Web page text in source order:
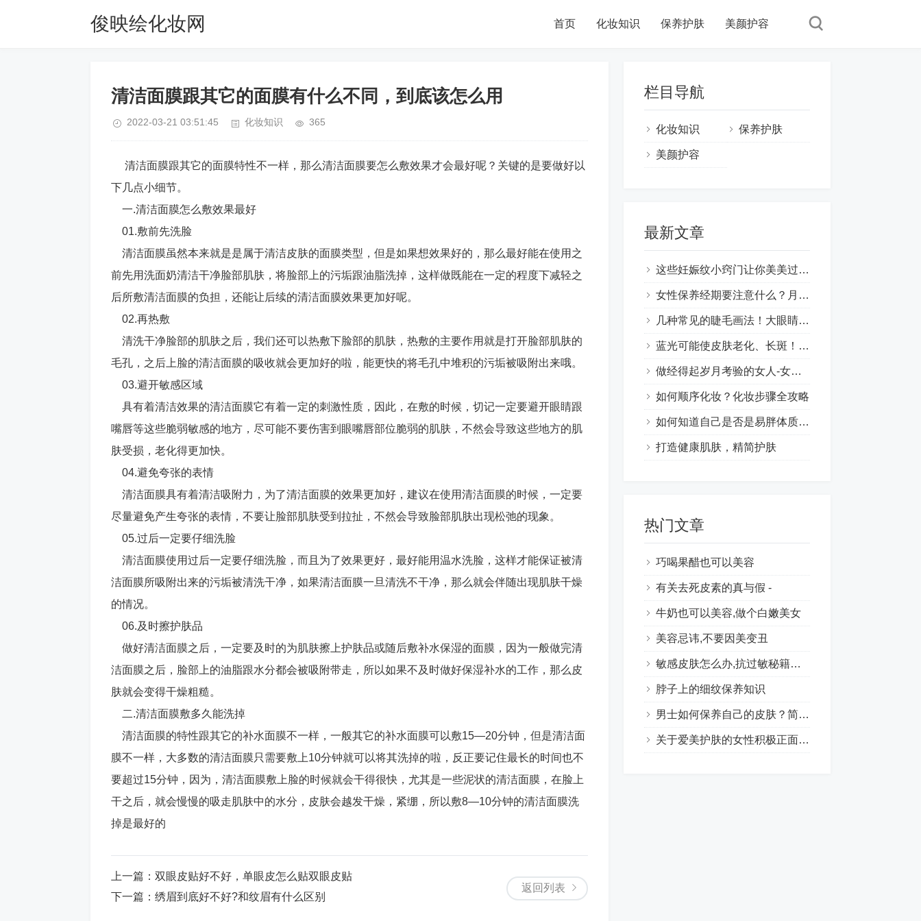
俊映绘化妆网 首页 化妆知识 保养护肤 美颜护容
清洁面膜跟其它的面膜有什么不同，到底该怎么用
2022-03-21 03:51:45 化妆知识 365
清洁面膜跟其它的面膜特性不一样，那么清洁面膜要怎么敷效果才会最好呢？关键的是要做好以
下几点小细节。
一.清洁面膜怎么敷效果最好
01.敷前先洗脸
清洁面膜虽然本来就是是属于清洁皮肤的面膜类型，但是如果想效果好的，那么最好能在使用之
前先用洗面奶清洁干净脸部肌肤，将脸部上的污垢跟油脂洗掉，这样做既能在一定的程度下减轻之
后所敷清洁面膜的负担，还能让后续的清洁面膜效果更加好呢。
02.再热敷
清洗干净脸部的肌肤之后，我们还可以热敷下脸部的肌肤，热敷的主要作用就是打开脸部肌肤的
毛孔，之后上脸的清洁面膜的吸收就会更加好的啦，能更快的将毛孔中堆积的污垢被吸附出来哦。
03.避开敏感区域
具有着清洁效果的清洁面膜它有着一定的刺激性质，因此，在敷的时候，切记一定要避开眼睛跟
嘴唇等这些脆弱敏感的地方，尽可能不要伤害到眼嘴唇部位脆弱的肌肤，不然会导致这些地方的肌
肤受损，老化得更加快。
04.避免夸张的表情
清洁面膜具有着清洁吸附力，为了清洁面膜的效果更加好，建议在使用清洁面膜的时候，一定要
尽量避免产生夸张的表情，不要让脸部肌肤受到拉扯，不然会导致脸部肌肤出现松弛的现象。
05.过后一定要仔细洗脸
清洁面膜使用过后一定要仔细洗脸，而且为了效果更好，最好能用温水洗脸，这样才能保证被清
洁面膜所吸附出来的污垢被清洗干净，如果清洁面膜一旦清洗不干净，那么就会伴随出现肌肤干燥
的情况。
06.及时擦护肤品
做好清洁面膜之后，一定要及时的为肌肤擦上护肤品或随后敷补水保湿的面膜，因为一般做完清
洁面膜之后，脸部上的油脂跟水分都会被吸附带走，所以如果不及时做好保湿补水的工作，那么皮
肤就会变得干燥粗糙。
二.清洁面膜敷多久能洗掉
清洁面膜的特性跟其它的补水面膜不一样，一般其它的补水面膜可以敷15—20分钟，但是清洁面
膜不一样，大多数的清洁面膜只需要敷上10分钟就可以将其洗掉的啦，反正要记住最长的时间也不
要超过15分钟，因为，清洁面膜敷上脸的时候就会干得很快，尤其是一些泥状的清洁面膜，在脸上
干之后，就会慢慢的吸走肌肤中的水分，皮肤会越发干燥，紧绷，所以敷8—10分钟的清洁面膜洗
掉是最好的
返回列表
上一篇： 双眼皮贴好不好，单眼皮怎么贴双眼皮贴
下一篇： 绣眉到底好不好?和纹眉有什么区别
栏目导航
化妆知识 保养护肤
美颜护容
最新文章
这些妊娠纹小窍门让你美美过一天,妊娠纹怎样才能去掉 ！
女性保养经期要注意什么？月经期间如何保养皮肤？
几种常见的睫毛画法！大眼睛的时尚妆容技巧让你更漂亮
蓝光可能使皮肤老化、长斑！肌肤保养也要抗蓝光
做经得起岁月考验的女人-女性保养的意义
如何顺序化妆？化妆步骤全攻略
如何知道自己是否是易胖体质呢？
打造健康肌肤，精简护肤
热门文章
巧喝果醋也可以美容
有关去死皮素的真与假 -
牛奶也可以美容,做个白嫩美女
美容忌讳,不要因美变丑
敏感皮肤怎么办,抗过敏秘籍大集合
脖子上的细纹保养知识
男士如何保养自己的皮肤？简单的护肤让男士肌肤水嫩有光泽
关于爱美护肤的女性积极正面句子合集（24句）